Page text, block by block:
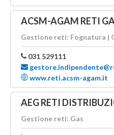
ACSM-AGAM RETI
Gestione reti: Fognatura |
031 529111
www.reti.acsm-agam.it
AEG RETI
Gestione reti: Gas